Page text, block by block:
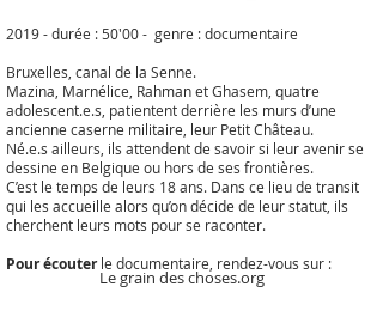
2019 - durée : 50'00 - genre : documentaire
Bruxelles, canal de la Senne.
Mazina, Marnélice, Rahman et Ghasem, quatre
adolescent.e.s, patientent derrière les murs d’une
ancienne caserne militaire, leur Petit Château.
Né.e.s ailleurs, ils attendent de savoir si leur avenir se
dessine en Belgique ou hors de ses frontières.
C’est le temps de leurs 18 ans. Dans ce lieu de transit
qui les accueille alors qu’on décide de leur statut, ils
cherchent leurs mots pour se raconter.
Pour écouterle documentaire, rendez-vous sur :
Le grain des choses.org